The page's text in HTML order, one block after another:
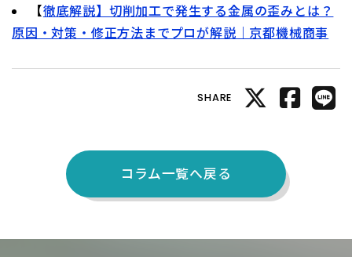
【徹底解説】切削加工で発生する金属の歪みとは？
原因・対策・修正方法までプロが解説｜京都機械商事
SHARE
コラム一覧へ戻る